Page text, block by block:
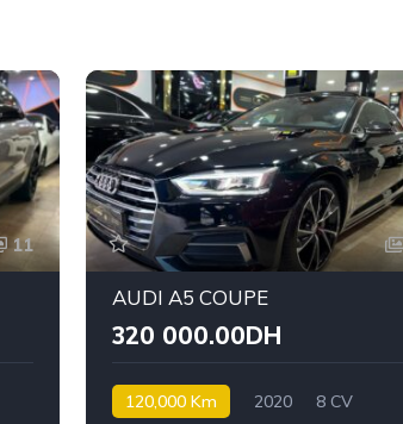
11
AUDI A5 COUPE
320 000.00DH
120,000 Km 2020
8 CV